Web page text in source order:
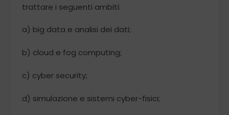
trattare i seguenti ambiti:
a) big data e analisi dei dati;
b) cloud e fog computing;
c) cyber security;
d) simulazione e sistemi cyber-fisici;